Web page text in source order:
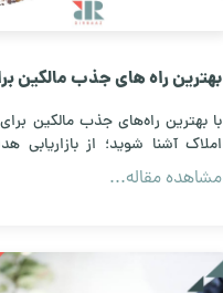
بهترین راه های جذب مالکین
با بهترین راه‌های جذب مالکین
املاک آشنا شوید؛ از بازاریابی
تولید محتوای اعتمادساز تا مشاوره
مشاهده مقاله...